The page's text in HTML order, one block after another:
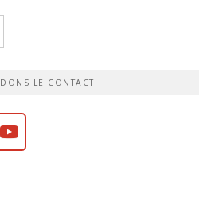
LE CONTACT